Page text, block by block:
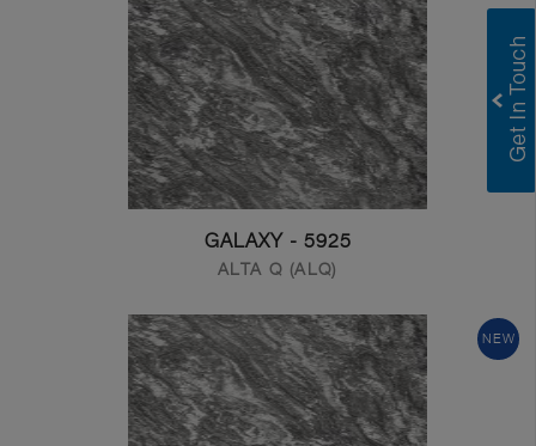
5925 - GALAXY
ALTA Q (ALQ)
NEW
Greenlam Laminates
Greenlam Compact Laminates
I consent to have this website store
my submitted information so they can
respond to my inquiry.